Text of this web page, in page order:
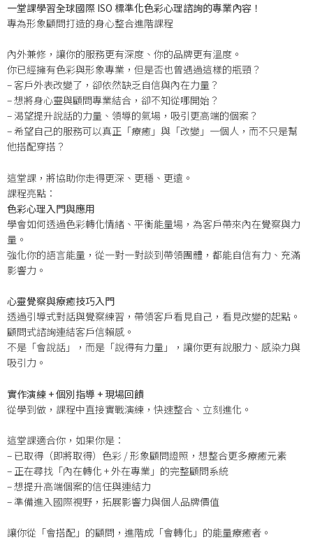
一堂課學習全球國際 ISO 標準化色彩心理諮詢的專業內容！
專為形象顧問打造的身心整合進階課程
內外兼修，讓你的服務更有深度、你的品牌更有溫度。
你已經擁有色彩與形象專業，但是否也曾遇過這樣的瓶頸？
– 客戶外表改變了，卻依然缺乏自信與內在力量？
– 想將身心靈與顧問專業結合，卻不知從哪開始？
– 渴望提升說話的力量、領導的氣場，吸引更高端的個案？
– 希望自己的服務可以真正「療癒」與「改變」一個人，而不只是幫
他搭配穿搭？
這堂課，將協助你走得更深、更穩、更遠。
課程亮點：
色彩心理入門與應用
學會如何透過色彩轉化情緒、平衡能量場，為客戶帶來內在覺察與力
量。
強化你的語言能量，從一對一對談到帶領團體，都能自信有力、充滿
影響力。
心靈覺察與療癒技巧入門
透過引導式對話與覺察練習，帶領客戶看見自己，看見改變的起點。
顧問式諮詢連結客戶信賴感。
不是「會說話」，而是「說得有力量」，讓你更有說服力、感染力與
吸引力。
實作演練 + 個別指導 + 現場回饋
從學到做，課程中直接實戰演練，快速整合、立刻進化。
這堂課適合你，如果你是：
– 已取得（即將取得）色彩 / 形象顧問證照，想整合更多療癒元素
– 正在尋找「內在轉化 + 外在專業」的完整顧問系統
– 想提升高端個案的信任與連結力
– 準備進入國際視野，拓展影響力與個人品牌價值
讓你從「會搭配」的顧問，進階成「會轉化」的能量療癒者。